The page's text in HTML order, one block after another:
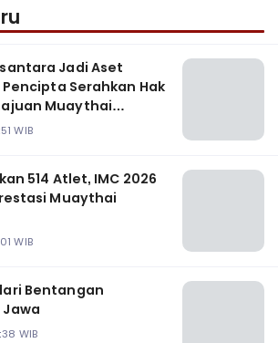
Jadi Aset
Serahkan Hak
Muaythai
WIB
514 Atlet, IMC 2026
Muaythai
WIB
Bentangan
WIB